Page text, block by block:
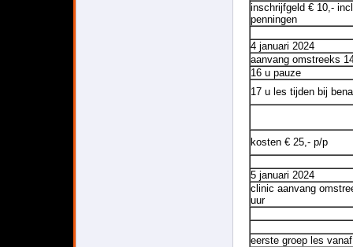
inschrijfgeld € 10,- incl
penningen
4 januari 2024
aanvang omstreeks
16 u pauze
17 u les tijden bij
kosten € 25,- p/p
5 januari 2024
clinic aanvang
uur
eerste groep les